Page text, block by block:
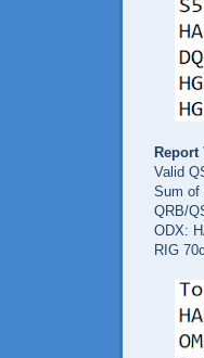
Report
Valid
Sum of
QRB/
ODX:
RIG